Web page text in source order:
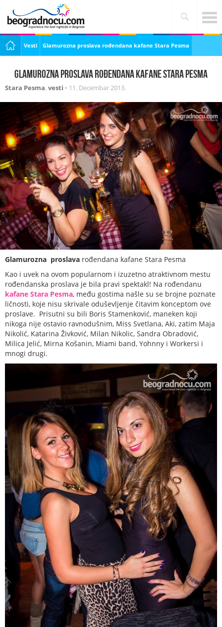
Vesti Glamurozna proslava rođendana kafane Stara Pesma
Glamurozna proslava rođendana kafane Stara Pesma
Stara Pesma, vesti • 11. Decembar 2013.
Glamurozna proslava rođendana kafane Stara Pesma
Kao i uvek na ovom popularnom i izuzetno atraktivnom mestu
rođendanska proslava je bila pravi spektakl! Na rođendanu
kafane Stara Pesma, među gostima našle su se brojne poznate
ličnosti, koje nisu skrivale oduševljenje čitavim konceptom ove
proslave. Prisutni su bili Boris Stamenković, maneken koji
nikoga nije ostavio ravnodušnim, Miss Svetlana, Aki, zatim Maja
Nikolić, Katarina Živković, Milan Nikolic, Sandra Obradović,
Milica Jelić, Mirna Košanin, Miami band, Yohnny i Workersi i
mnogi drugi.